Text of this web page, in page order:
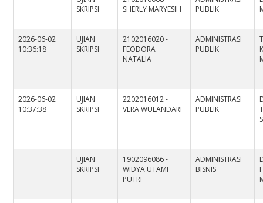
SKRIPSI
SHERLY MARYESIH
PUBLIK
2026-06-02
10:36:18
UJIAN
SKRIPSI
2102016020 -
FEODORA
NATALIA
ADMINISTRASI
PUBLIK
2026-06-02
10:37:38
UJIAN
SKRIPSI
2202016012 -
VERA WULANDARI
ADMINISTRASI
PUBLIK
UJIAN
SKRIPSI
1902096086 -
WIDYA UTAMI
PUTRI
ADMINISTRASI
BISNIS